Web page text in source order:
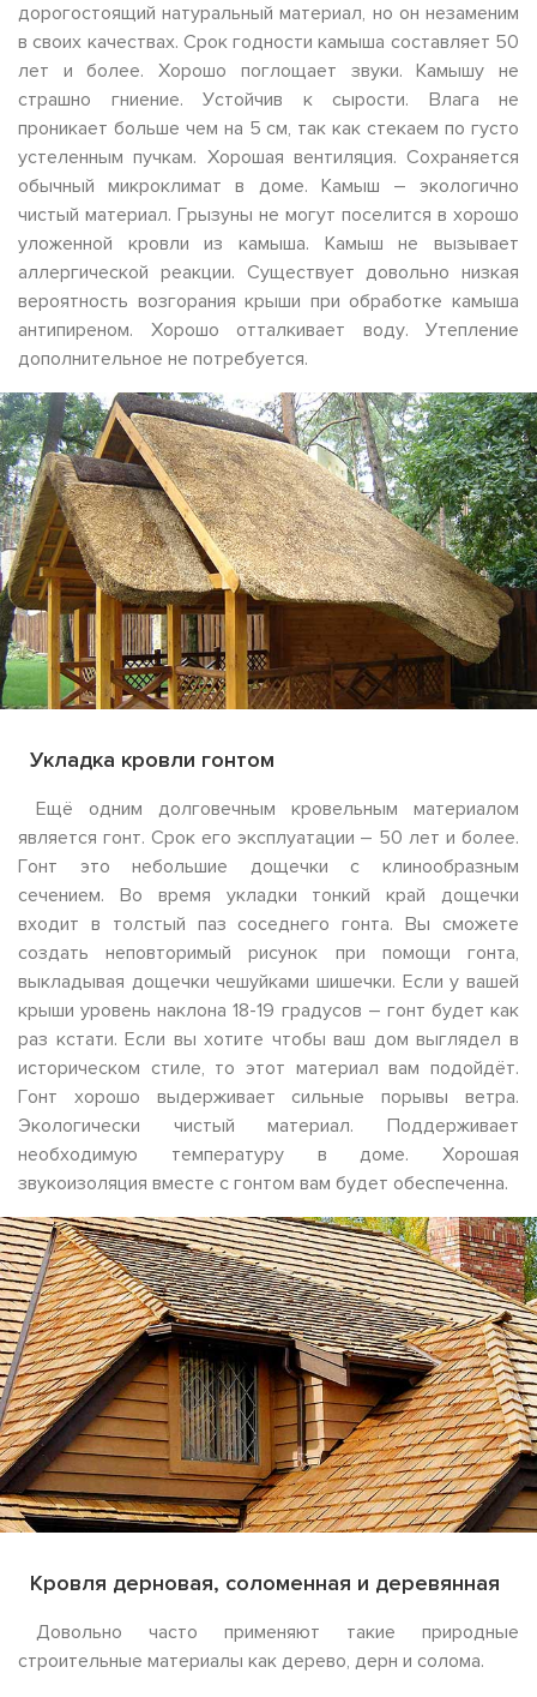
дорогостоящий натуральный материал, но он незаменим
в своих качествах. Срок годности камыша составляет 50
лет и более. Хорошо поглощает звуки. Камышу не
страшно гниение. Устойчив к сырости. Влага не
проникает больше чем на 5 см, так как стекаем по густо
устеленным пучкам. Хорошая вентиляция. Сохраняется
обычный микроклимат в доме. Камыш – экологично
чистый материал. Грызуны не могут поселится в хорошо
уложенной кровли из камыша. Камыш не вызывает
аллергической реакции. Существует довольно низкая
вероятность возгорания крыши при обработке камыша
антипиреном. Хорошо отталкивает воду. Утепление
дополнительное не потребуется.
Укладка кровли гонтом
Ещё одним долговечным кровельным материалом
является гонт. Срок его эксплуатации – 50 лет и более.
Гонт это небольшие дощечки с клинообразным
сечением. Во время укладки тонкий край дощечки
входит в толстый паз соседнего гонта. Вы сможете
создать неповторимый рисунок при помощи гонта,
выкладывая дощечки чешуйками шишечки. Если у вашей
крыши уровень наклона 18-19 градусов – гонт будет как
раз кстати. Если вы хотите чтобы ваш дом выглядел в
историческом стиле, то этот материал вам подойдёт.
Гонт хорошо выдерживает сильные порывы ветра.
Экологически чистый материал. Поддерживает
необходимую температуру в доме. Хорошая
звукоизоляция вместе с гонтом вам будет обеспеченна.
Кровля дерновая, соломенная и деревянная
Довольно часто применяют такие природные
строительные материалы как дерево, дерн и солома.